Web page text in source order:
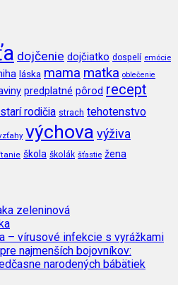
dojčenie dojčiatko dospelí emócie
láska mama matka oblečenie
predplatné pôrod recept
starí rodičia strach tehotenstvo
výchova výživa
škola školák šťastie žena
zeleninová
– vírusové infekcie s vyrážkami
najmenších bojovníkov:
narodených bábätiek